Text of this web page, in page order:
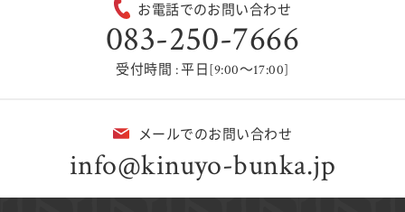
お電話でのお問い合わせ
083-250-7666
受付時間 : 平日[9:00～17:00]
メールでのお問い合わせ
info@kinuyo-bunka.jp